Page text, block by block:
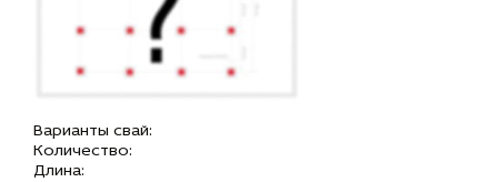
Варианты свай:
Количество:
Длина: